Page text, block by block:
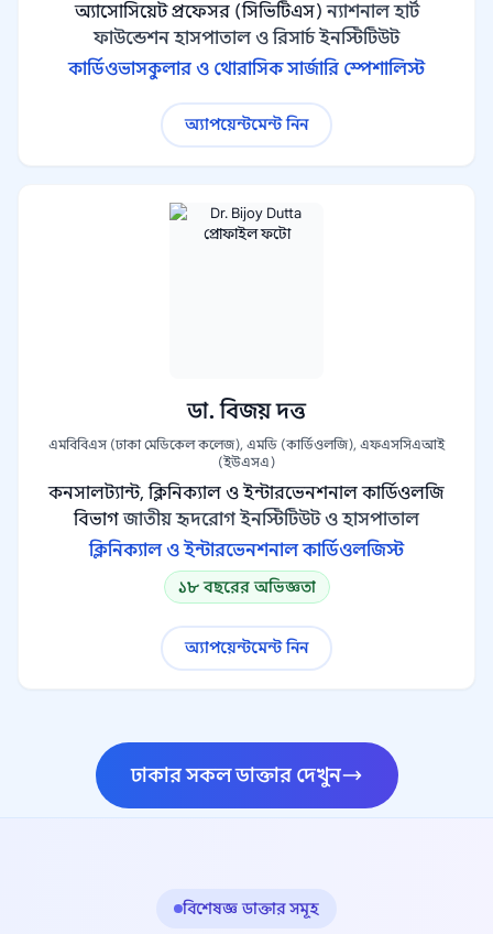
অ্যাসোসিয়েট প্রফেসর (সিভিটিএস) ন্যাশনাল হার্ট
ফাউন্ডেশন হাসপাতাল ও রিসার্চ ইনস্টিটিউট
কার্ডিওভাসকুলার ও থোরাসিক সার্জারি স্পেশালিস্ট
অ্যাপয়েন্টমেন্ট নিন
ডা. বিজয় দত্ত
এমবিবিএস (ঢাকা মেডিকেল কলেজ), এমডি (কার্ডিওলজি), এফএসসিএআই
(ইউএসএ)
কনসালট্যান্ট, ক্লিনিক্যাল ও ইন্টারভেনশনাল কার্ডিওলজি
বিভাগ জাতীয় হৃদরোগ ইনস্টিটিউট ও হাসপাতাল
ক্লিনিক্যাল ও ইন্টারভেনশনাল কার্ডিওলজিস্ট
১৮ বছরের অভিজ্ঞতা
অ্যাপয়েন্টমেন্ট নিন
ঢাকার সকল ডাক্তার দেখুন
বিশেষজ্ঞ ডাক্তার সমূহ